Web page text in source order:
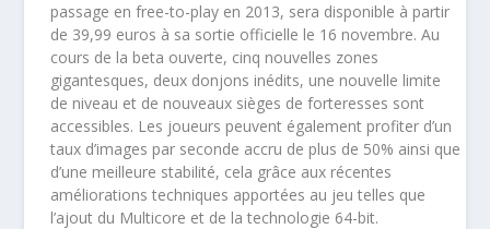
passage en free-to-play en 2013, sera disponible à partir
de 39,99 euros à sa sortie officielle le 16 novembre. Au
cours de la beta ouverte, cinq nouvelles zones
gigantesques, deux donjons inédits, une nouvelle limite
de niveau et de nouveaux sièges de forteresses sont
accessibles. Les joueurs peuvent également profiter d’un
taux d’images par seconde accru de plus de 50% ainsi que
d’une meilleure stabilité, cela grâce aux récentes
améliorations techniques apportées au jeu telles que
l’ajout du Multicore et de la technologie 64-bit.